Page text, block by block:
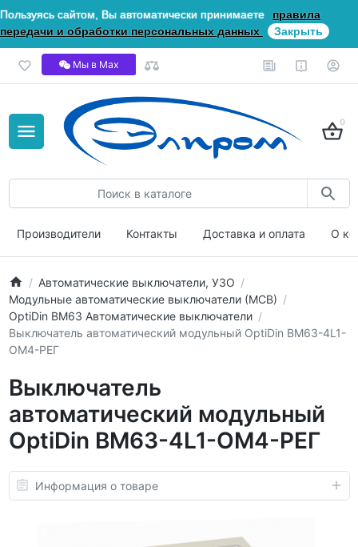
Пользуясь сайтом, Вы автоматически принимаете
правила
передачи и обработки персональных данных
Закрыть
Мы в Мах
0
Производители Контакты Доставка и оплата О
Автоматические выключатели, УЗО
Модульные автоматические выключатели (МСВ)
OptiDin ВМ63 Автоматические выключатели
Выключатель автоматический модульный OptiDin BM63-4L1-
ОМ4-РЕГ
Выключатель
автоматический модульный
OptiDin BM63-4L1-ОМ4-РЕГ
Информация о товаре